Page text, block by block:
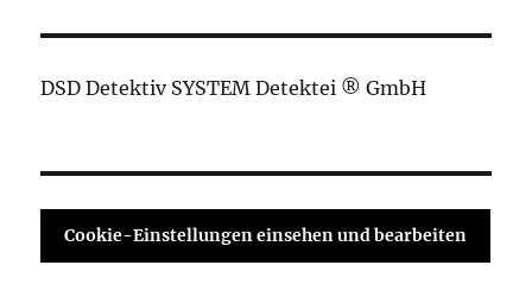
DSD Detektiv SYSTEM Detektei ® GmbH
Cookie-Einstellungen einsehen und bearbeiten